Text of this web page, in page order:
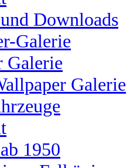
Downloads
Galerie
Galerie
Galerie
1950